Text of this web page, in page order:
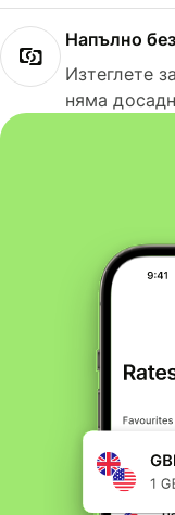
Напълно
Изтеглете
няма